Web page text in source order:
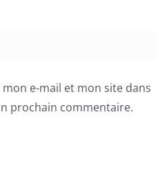
e-mail et mon site dans
prochain commentaire.